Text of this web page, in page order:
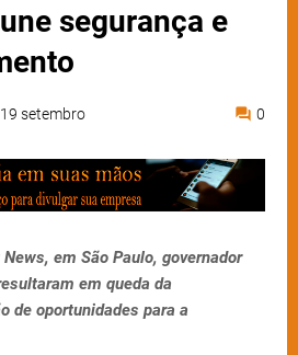
segurança e
19 setembro 0
em São Paulo, governador
em queda da
de oportunidades para a